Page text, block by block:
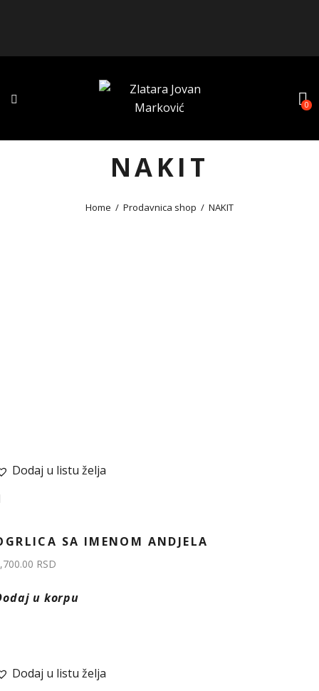
0
NAKIT
Home Prodavnica shop NAKIT
Dodaj u listu želja
SA IMENOM ANDJELA
RSD
u korpu
Dodaj u listu želja